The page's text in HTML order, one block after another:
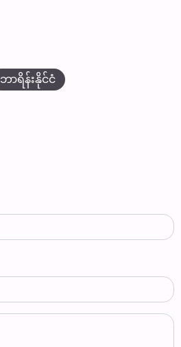
ဘာရိန်းနိုင်ငံ